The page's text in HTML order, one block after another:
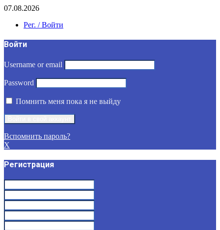
07.08.2026
Рег. / Войти
Войти
Username or email
Password
Помнить меня пока я не выйду
Вспомнить пароль?
X
Регистрация